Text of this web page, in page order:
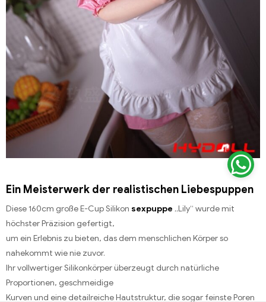
Ein Meisterwerk der realistischen Liebespuppen
Diese 160cm große E-Cup Silikon sexpuppe „Lily“ wurde mit
höchster Präzision gefertigt,
um ein Erlebnis zu bieten, das dem menschlichen Körper so
nahekommt wie nie zuvor.
Ihr vollwertiger Silikonkörper überzeugt durch natürliche
Proportionen, geschmeidige
Kurven und eine detailreiche Hautstruktur, die sogar feinste Poren